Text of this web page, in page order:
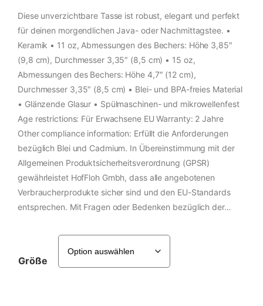
Diese unverzichtbare Tasse ist robust, elegant und perfekt
für deinen morgendlichen Java- oder Nachmittagstee. •
Keramik • 11 oz, Abmessungen des Bechers: Höhe 3,85″
(9,8 cm), Durchmesser 3,35″ (8,5 cm) • 15 oz,
Abmessungen des Bechers: Höhe 4,7″ (12 cm),
Durchmesser 3,35″ (8,5 cm) • Blei- und BPA-freies Material
• Glänzende Glasur • Spülmaschinen- und mikrowellenfest
Age restrictions: Für Erwachsene EU Warranty: 2 Jahre
Other compliance information: Erfüllt die Anforderungen
bezüglich Blei und Cadmium. In Übereinstimmung mit der
Allgemeinen Produktsicherheitsverordnung (GPSR)
gewährleistet HofFloh Gmbh, dass alle angebotenen
Verbraucherprodukte sicher sind und den EU-Standards
entsprechen. Mit Fragen oder Bedenken bezüglich der…
Größe